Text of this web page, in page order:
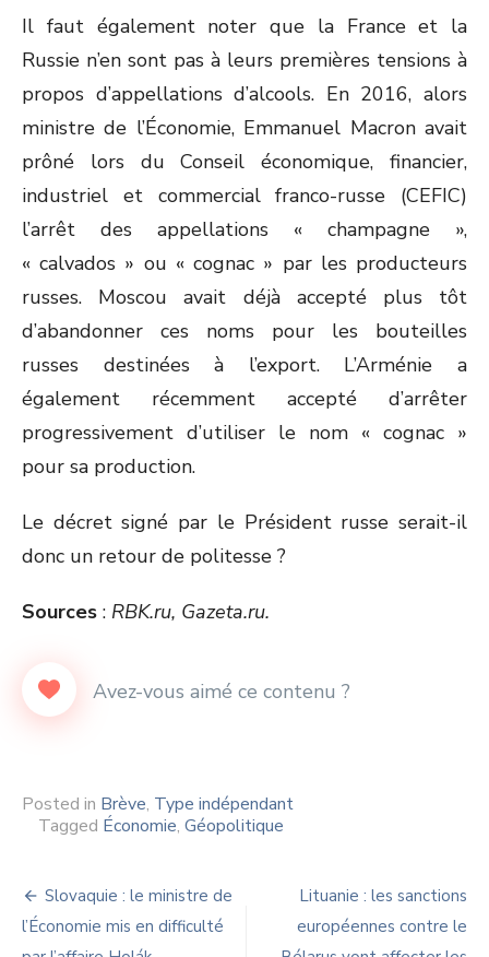
Il faut également noter que la France et la
Russie n’en sont pas à leurs premières tensions à
propos d’appellations d’alcools. En 2016, alors
ministre de l’Économie, Emmanuel Macron avait
prôné lors du Conseil économique, financier,
industriel et commercial franco-russe (CEFIC)
l’arrêt des appellations « champagne »,
« calvados » ou « cognac » par les producteurs
russes. Moscou avait déjà accepté plus tôt
d’abandonner ces noms pour les bouteilles
russes destinées à l’export. L’Arménie a
également récemment accepté d’arrêter
progressivement d’utiliser le nom « cognac »
pour sa production.
Le décret signé par le Président russe serait-il
donc un retour de politesse ?
Sources : RBK.ru, Gazeta.ru.
Posted in Brève, Type indépendant
Tagged Économie, Géopolitique
Navigation
de
Slovaquie : le ministre de
l’Économie mis en difficulté
Lituanie : les sanctions
européennes contre le